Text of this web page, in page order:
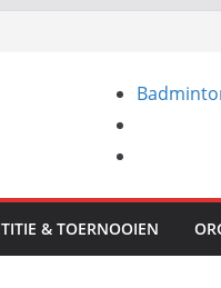
& TOERNOOIEN